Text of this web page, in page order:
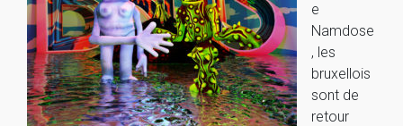
e
Namdose
, les
bruxellois
sont de
retour